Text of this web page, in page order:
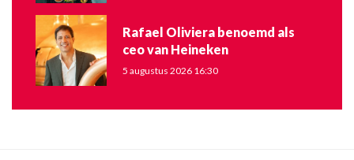
Rafael Oliviera benoemd als
ceo van Heineken
5 augustus 2026 16:30